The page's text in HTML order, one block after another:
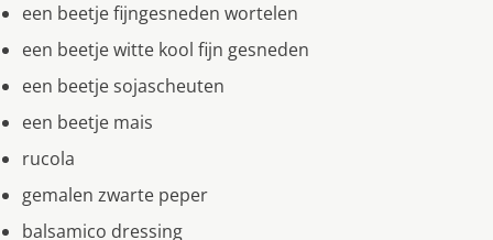
een beetje fijngesneden wortelen
een beetje witte kool fijn gesneden
een beetje sojascheuten
een beetje mais
rucola
gemalen zwarte peper
balsamico dressing